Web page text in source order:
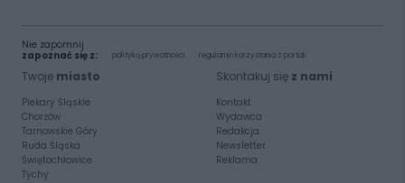
Nie zapomnij
zapoznać się z:
polityką prywatności regulamin korzystania z portali
Twoje miasto
Piekary Śląskie
Chorzów
Tarnowskie Góry
Ruda Śląska
Świętochłowice
Tychy
Skontakuj się z nami
Kontakt
Wydawca
Redakcja
Newsletter
Reklama